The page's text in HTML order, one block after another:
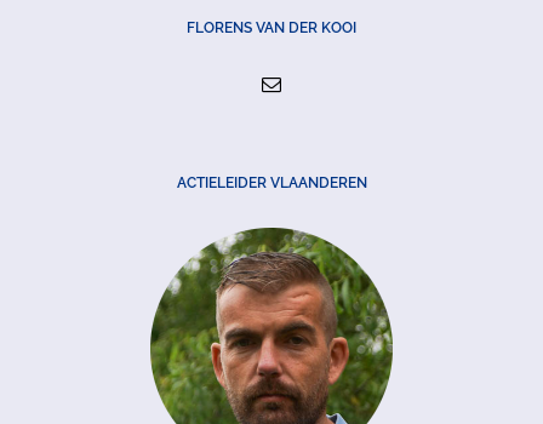
FLORENS VAN DER KOOI
ACTIELEIDER VLAANDEREN